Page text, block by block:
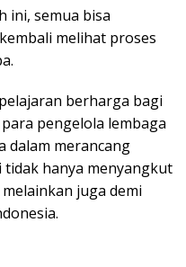
ini, semua bisa
melihat proses
berharga bagi
pengelola lembaga
dalam merancang
hanya menyangkut
juga demi